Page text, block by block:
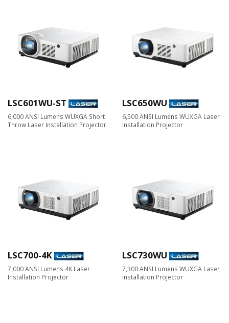
LSC601WU-ST
6,000 ANSI Lumens WUXGA Short
Throw Laser Installation Projector
LSC650WU
6,500 ANSI Lumens WUXGA Laser
Installation Projector
LSC700-4K
7,000 ANSI Lumens 4K Laser
Installation Projector
LSC730WU
7,300 ANSI Lumens WUXGA Laser
Installation Projector